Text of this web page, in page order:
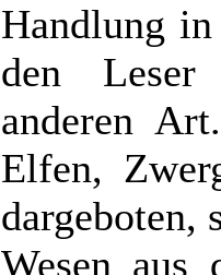
Handlung
den Leser
anderen
Elfen,
dargeboten,
Wesen aus